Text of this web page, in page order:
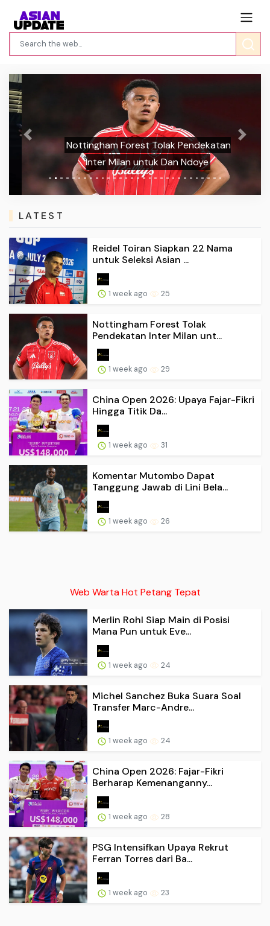
Nottingham Forest Tolak Pendekatan
Inter Milan untuk Dan Ndoye
Previous Next
LATEST
Reidel Toiran Siapkan 22 Nama
untuk Seleksi Asian ...
1 week ago 25
Nottingham Forest Tolak
Pendekatan Inter Milan unt...
1 week ago 29
China Open 2026: Upaya Fajar-Fikri
Hingga Titik Da...
1 week ago 31
Komentar Mutombo Dapat
Tanggung Jawab di Lini Bela...
1 week ago 26
Web Warta Hot Petang Tepat
Merlin Rohl Siap Main di Posisi
Mana Pun untuk Eve...
1 week ago 24
Michel Sanchez Buka Suara Soal
Transfer Marc-Andre...
1 week ago 24
China Open 2026: Fajar-Fikri
Berharap Kemenanganny...
1 week ago 28
PSG Intensifkan Upaya Rekrut
Ferran Torres dari Ba...
1 week ago 23